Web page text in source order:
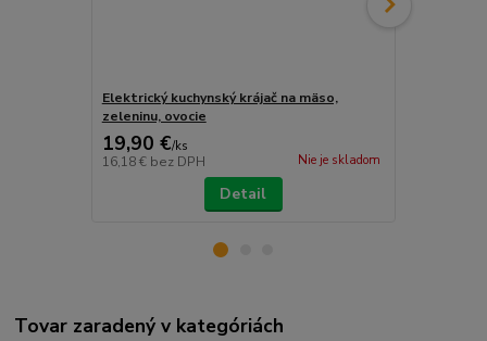
Elektrický kuchynský krájač na mäso,
zeleninu, ovocie
19,90 €/ks
16,18 € bez DPH Nie je skladom
Detail
Tovar zaradený v kategóriách